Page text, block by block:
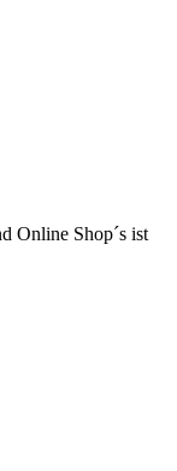
Online Shop´s ist